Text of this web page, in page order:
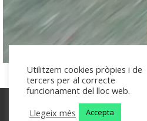
Utilitzem cookies pròpies i de
tercers per al correcte
funcionament del lloc web.
Llegeix més
Accepta